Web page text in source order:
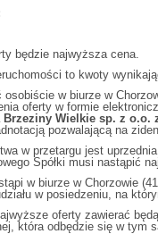
będzie najwyższa cena.
to kwoty
w biurze w
oferty w formie
Wielkie sp. z o.o.
pozwalającą na
w przetargu jest
Spółki musi nastąpić
w biurze w Chorzowie
w posiedzeniu, na
oferty zawierać
która odbędzie się w tym